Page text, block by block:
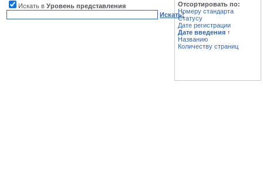
Искать в Уровень представления
Искать!
Отсортировать по:
Номеру стандарта
Статусу
Дате регистрации
Дате введения ↑
Названию
Количеству страниц